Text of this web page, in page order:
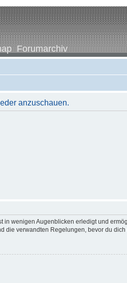
Forumarchiv
anzuschauen.
wenigen Augenblicken erledigt und
verwandten Regelungen, bevor du